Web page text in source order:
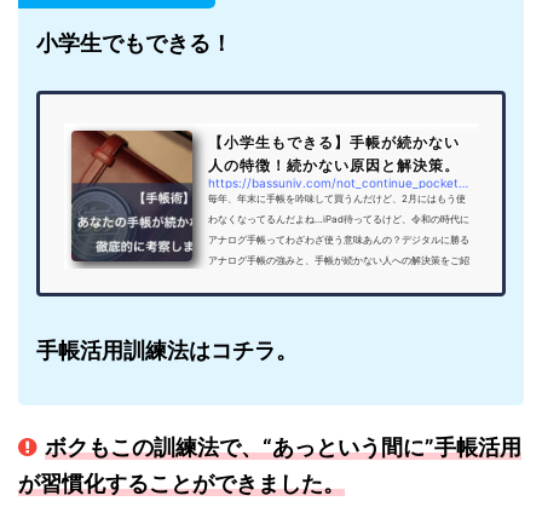
小学生でもできる！
【小学生もできる】手帳が続かない
人の特徴！続かない原因と解決策。
毎年、年末に手帳を吟味して買うんだけど、2月にはもう使
わなくなってるんだよね…iPad待ってるけど、令和の時代に
アナログ手帳ってわざわざ使う意味あんの？デジタルに勝る
アナログ手帳の強みと、手帳が続かない人への解決策をご紹
そ、毎日手帳を開き、手帳を使って何かしらクリエイティブ
なことをしていますが、10年くらい前に手帳に興味を持った
手帳活用訓練法はコチラ。
ボクもこの訓練法で、“あっという間に”手帳活用
が習慣化することができました。